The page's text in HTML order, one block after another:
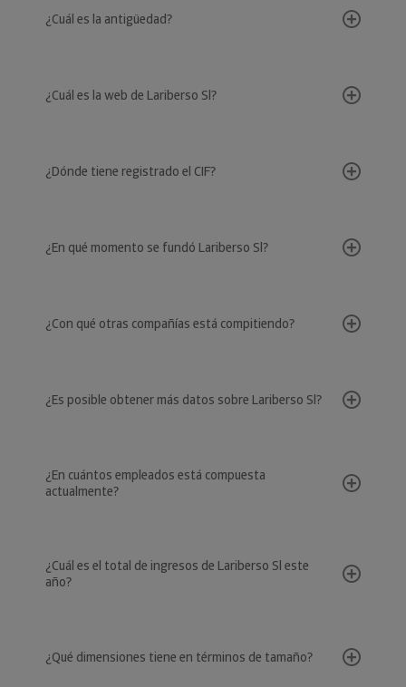
¿Cuál es la antigüedad?
¿Cuál es la web de Lariberso Sl?
¿Dónde tiene registrado el CIF?
¿En qué momento se fundó Lariberso Sl?
¿Con qué otras compañías está compitiendo?
¿Es posible obtener más datos sobre Lariberso Sl?
¿En cuántos empleados está compuesta
actualmente?
¿Cuál es el total de ingresos de Lariberso Sl este
año?
¿Qué dimensiones tiene en términos de tamaño?